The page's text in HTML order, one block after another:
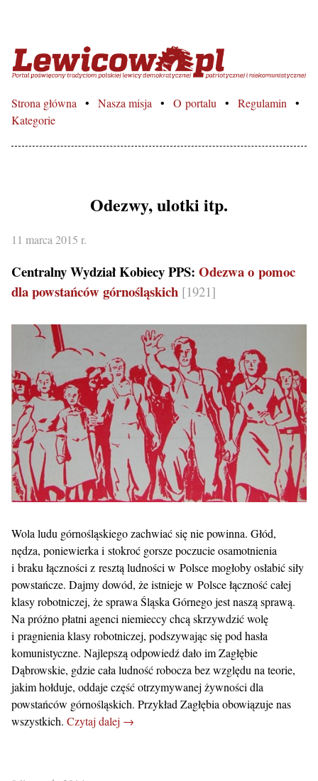
Lewicowo.pl – Portal
Strona główna Nasza misja O portalu
Regulamin
Kategorie
Odezwy, ulotki itp.
11 marca 2015 r.
Centralny Wydział Kobiecy PPS: Odezwa o pomoc
dla powstańców górnośląskich [1921]
Wola ludu górnośląskiego zachwiać się nie powinna. Głód,
nędza, poniewierka i stokroć gorsze poczucie osamotnienia
i braku łączności z resztą ludności w Polsce mogłoby osłabić siły
powstańcze. Dajmy dowód, że istnieje w Polsce łączność całej
klasy robotniczej, że sprawa Śląska Górnego jest naszą sprawą.
Na próżno płatni agenci niemieccy chcą skrzywdzić wolę
i pragnienia klasy robotniczej, podszywając się pod hasła
komunistyczne. Najlepszą odpowiedź dało im Zagłębie
Dąbrowskie, gdzie cała ludność robocza bez względu na teorie,
jakim hołduje, oddaje część otrzymywanej żywności dla
powstańców górnośląskich. Przykład Zagłębia obowiązuje nas
wszystkich. Czytaj dalej →